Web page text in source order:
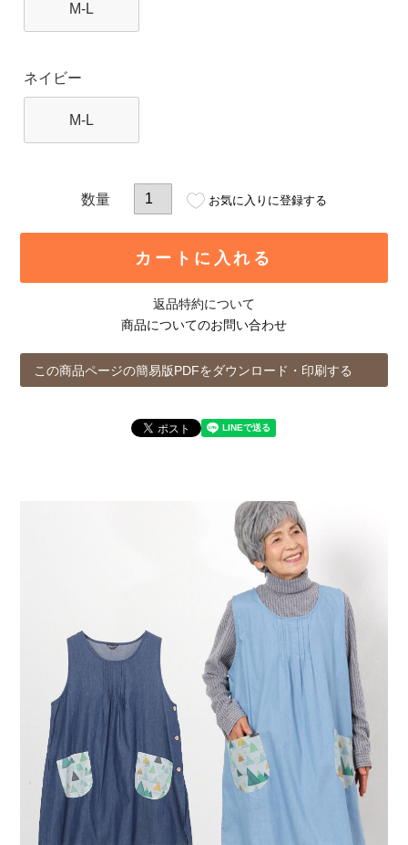
M-L
ネイビー
M-L
お気に入りに登録する
カートに入れる
返品特約について
商品についてのお問い合わせ
この商品ページの簡易版PDFをダウンロード・印刷する